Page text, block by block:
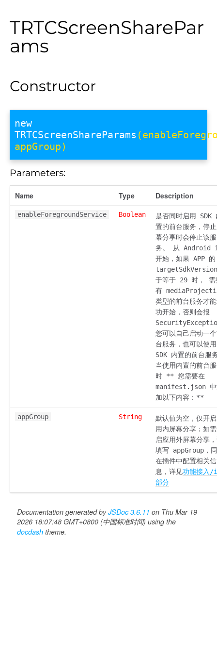
TRTCScreenSharePar
ams
Constructor
new
TRTCScreenShareParams
appGroup)
Parameters:
Name Type Description
enableForegroundService Boolean
是否同时启用 SDK
置的前台服务，停
幕分享时会停止该服
务。 从 Android
开始，如果 APP 的
于等于 29 时， 需
有
类型的前台服务才
功开始，否则会报
您可以自己启动一
台服务，也可以使用
SDK 内置的前台服
当使用内置的前台
时 ** 您需要在
manifest.json 中
加以下内容： **
appGroup String
默认值为空，仅开
用内屏幕分享；如
启应用外屏幕分享
填写 appGroup，
在插件中配置相关信
息，详见功能接入/
部分
Documentation generated byJSDoc 3.6.11 on Thu Mar 19
2026 18:07:48 GMT+0800 (中国标准时间) using the
docdash theme.